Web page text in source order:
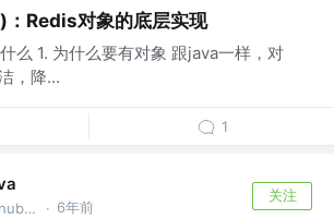
Redis对象的底层实现
么 1. 为什么要有对象 跟java一样，对
，降...
1
https://github.com/fantj2016/java-reader @alibaba · 6年前
关注